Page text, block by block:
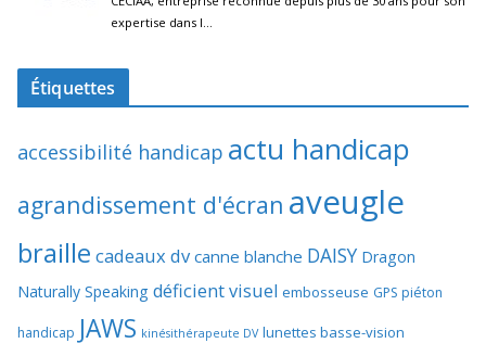
Étiquettes
accessibilité handicap actu handicap
agrandissement d'écran aveugle
braille cadeaux dv canne blanche DAISY Dragon
Naturally Speaking déficient visuel embosseuse GPS piéton
handicap JAWS kinésithérapeute DV lunettes basse-vision